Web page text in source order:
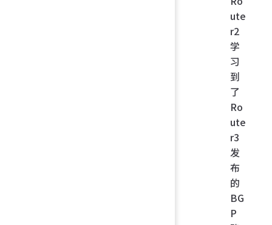
ute
r2
学
习
到
了
Ro
ute
r3
发
布
的
BG
P